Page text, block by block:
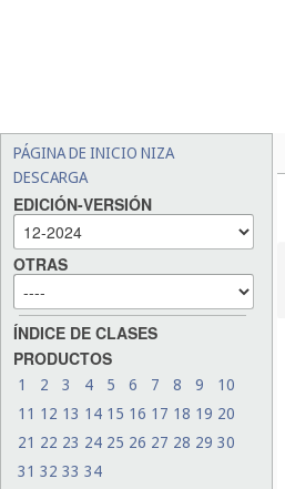
PÁGINA DE INICIO NIZA
DESCARGA
EDICIÓN-VERSIÓN
OTRAS
ÍNDICE DE CLASES
PRODUCTOS
1 2 3 4 5 6 7 8 9
10
11 12 13 14 15 16 17 18 19 20
21 22 23 24 25 26 27 28 29 30
31 32 33 34